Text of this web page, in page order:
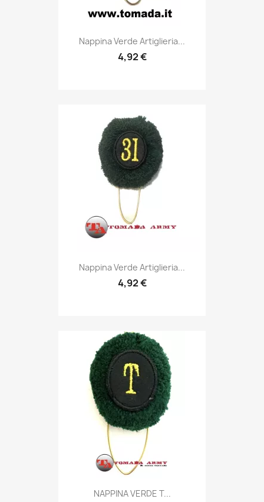
Anteprima
Nappina Verde Artiglieria...
4,92 €
Anteprima
Nappina Verde Artiglieria...
4,92 €
Anteprima
NAPPINA VERDE T...